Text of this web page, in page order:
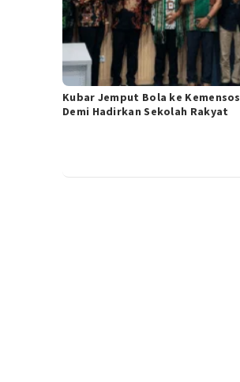
Kubar Jemput Bola ke Kemensos
Demi Hadirkan Sekolah Rakyat